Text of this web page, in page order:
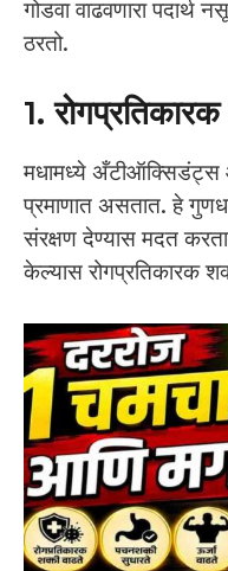
गोडवा वाढवणारा पदार्थ
ठरतो.
1.
मधामध्ये अँटीऑक्सिडंट्स
प्रमाणात असतात. हे
संरक्षण देण्यास मदत
केल्यास रोगप्रतिकारक